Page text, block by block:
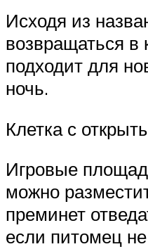
Исходя из
возвращаться в
подходит для
ночь.
Клетка с
Игровые
можно
преминет
если питомец